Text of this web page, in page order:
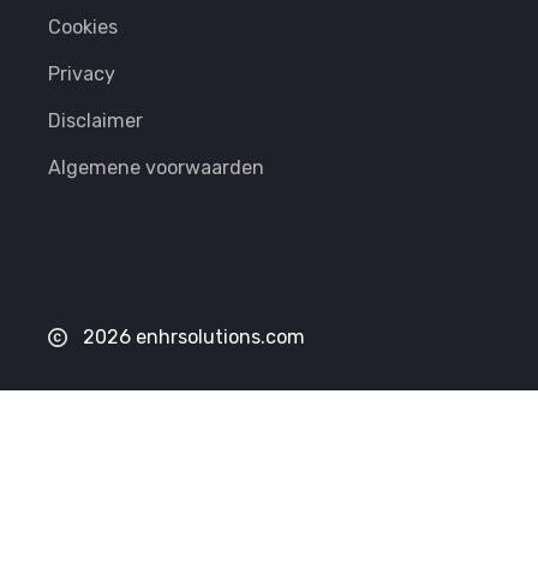
2026 enhrsolutions.com
Cookies
Privacy
Disclaimer
Algemene voorwaarden